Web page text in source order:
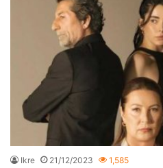
Ikre 21/12/2023 1,585